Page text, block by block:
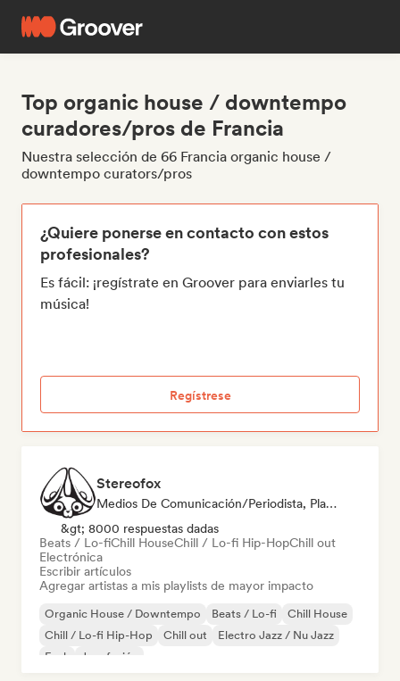
Top organic house / downtempo
curadores/pros de Francia
Nuestra selección de 66 Francia organic house /
downtempo curators/pros
¿Quiere ponerse en contacto con estos
profesionales?
Es fácil: ¡regístrate en Groover para enviarles tu
música!
Regístrese
Stereofox
Medios De Comunicación/Periodista, Playlist Curator
&gt; 8000 respuestas dadas
Beats / Lo-fiChill HouseChill / Lo-fi Hip-HopChill out
Electrónica
Escribir artículos
Agregar artistas a mis playlists de mayor impacto
Organic House / Downtempo Beats / Lo-fi
Chill House
Chill / Lo-fi Hip-Hop
Chill out
Electro Jazz / Nu Jazz
Funk
Jazz fusión